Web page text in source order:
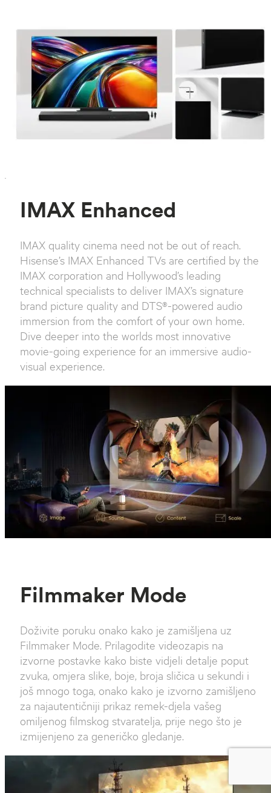
IMAX Enhanced
IMAX quality cinema need not be out of reach.
Hisense’s IMAX Enhanced TVs are certified by the
IMAX corporation and Hollywood’s leading
technical specialists to deliver IMAX’s signature
brand picture quality and DTS®-powered audio
immersion from the comfort of your own home.
Dive deeper into the worlds most innovative
Filmmaker Mode
Doživite poruku onako kako je zamišljena uz
Filmmaker Mode. Prilagodite videozapis na
izvorne postavke kako biste vidjeli detalje poput
zvuka, omjera slike, boje, broja sličica u sekundi i
još mnogo toga, onako kako je izvorno zamišljeno
za najautentičniji prikaz remek-djela vašeg
omiljenog filmskog stvaratelja, prije nego što je
izmijenjeno za generičko gledanje.